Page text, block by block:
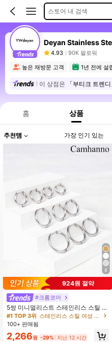
스토어 내 검색
Deyan Stainless
4.93 90K 팔로워
높은 재방문 고객 1년 전에 설
이 상점은 「부티크 트렌디
홈 상품
추천템 가장 인기 있는
8
924원 절약
#크롬코어
5쌍 미니멀리스트 스테인리스 스틸 원
형 후프 귀걸이 남녀 공용 장식용
#1 TOP 3위
스테인리스 스틸 여성 귀걸이 세트
100+ 판매됨
2,266원 -29% 지난 12 시간